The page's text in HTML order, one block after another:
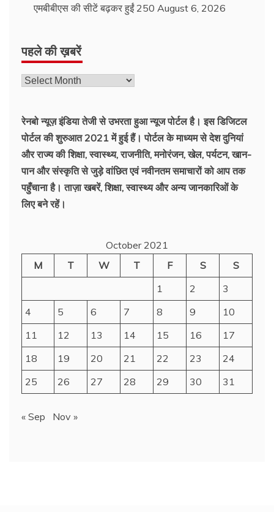
एमबीबीएस की सीटें बढ़कर हुईं 250 August 6, 2026
पहले की ख़बरें
रेनबो न्यूज़ इंडिया तेजी से उभरता हुआ न्‍यूज पोर्टल है। इस डिजिटल
पोर्टल की शुरुआत 2021 में हुई हैं। पोर्टल के माध्यम से देश दुनियां
और राज्य की शिक्षा, स्वास्थ्य, राजनीति, मनोरंजन, खेल, पर्यटन, खान-
पान और संस्कृति से जुड़े वांछित एवं नवीनतम समाचारों को आप तक
पहुँचाना है। ताज़ा खबरें, शिक्षा, स्वास्थ्य और अन्य जानकारिओं के
लिए बने रहें।
October 2021
M
T W T F S
S
1
2
3
4
5 6 7 8 9
10
11
12 13 14 15 16
17
18
19 20 21 22 23
24
25
26 27 28 29 30 31
« Sep Nov »